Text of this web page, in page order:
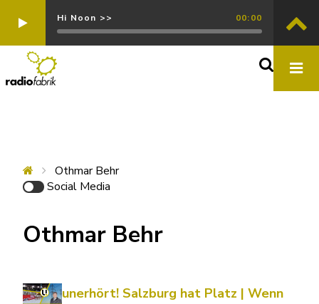
Hi Noon >> 00:00
Othmar Behr
Social Media
Othmar Behr
unerhört! Salzburg hat Platz | Wenn